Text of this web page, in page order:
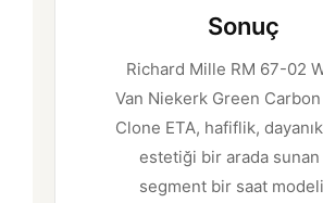
Sonuç
Richard Mille RM 67-02
Van Niekerk Green
Clone ETA, hafiflik,
estetiği bir arada
segment bir saat